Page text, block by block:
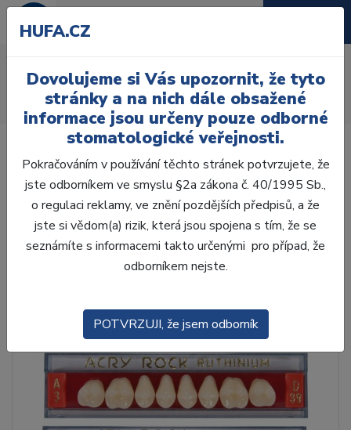
Úvod Zuby
AcryRock
AcryRock frontální D 6 ks I68, C3
HUFA.CZ
Dovolujeme si Vás upozornit, že tyto
stránky a na nich dále obsažené
informace jsou určeny pouze odborné
stomatologické veřejnosti.
Pokračováním v používání těchto stránek potvrzujete, že
jste odborníkem ve smyslu §2a zákona č. 40/1995 Sb.,
o regulaci reklamy, ve znění pozdějších předpisů, a že
jste si vědom(a) rizik, která jsou spojena s tím, že se
seznámíte s informacemi takto určenými pro případ, že
odborníkem nejste.
POTVRZUJI, že jsem odborník